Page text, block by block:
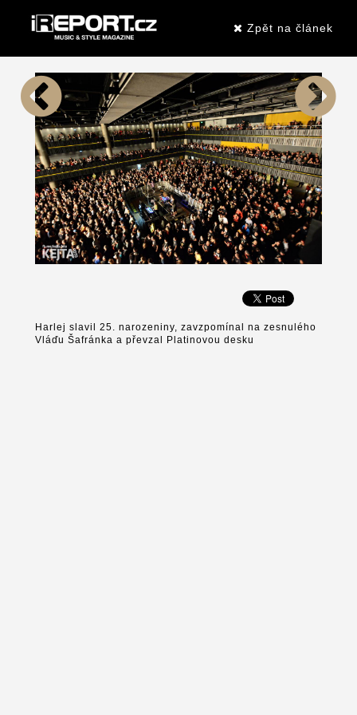
Zpět na článek
Harlej slavil 25. narozeniny, zavzpomínal na zesnulého
Vláďu Šafránka a převzal Platinovou desku